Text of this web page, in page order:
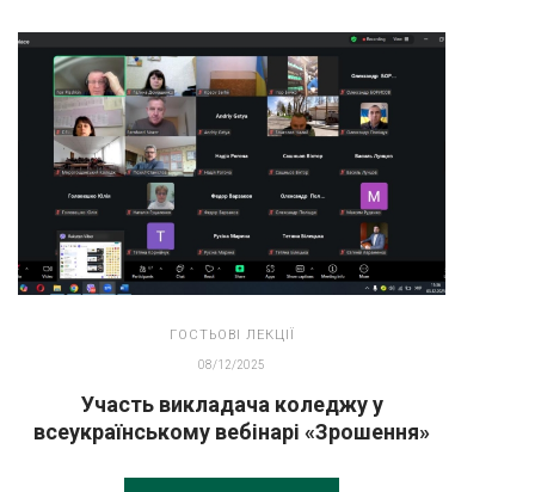
ГОСТЬОВІ ЛЕКЦІЇ
08/12/2025
Участь викладача коледжу у
всеукраїнському вебінарі «Зрошення»